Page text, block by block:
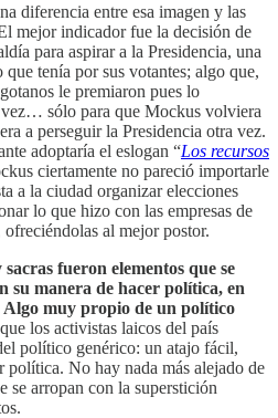
diferencia entre esa imagen y las
mejor indicador fue la decisión de
para aspirar a la Presidencia, una
tenía por sus votantes; algo que,
le premiaron pues lo
sólo para que Mockus volviera
a perseguir la Presidencia otra vez.
adoptaría el eslogan “Los recursos
ciertamente no pareció importarle
a la ciudad organizar elecciones
lo que hizo con las empresas de
al mejor postor.
fueron elementos que se
su manera de hacer política, en
Algo muy propio de un político
los activistas laicos del país
político genérico: un atajo fácil,
política. No hay nada más alejado de
se arropan con la superstición